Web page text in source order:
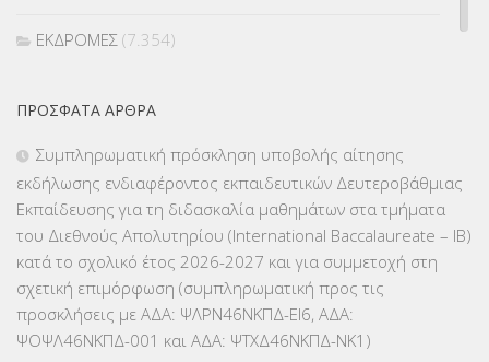
ΕΚΔΡΟΜΕΣ (7.354)
ΕΠΙΜΟΡΦΩΣΗ Τ.Π.Ε.(10)
ΕΥΡΩΠΑΪΚΑ ΠΡΟΓΡΑΜΜΑΤΑ(230)
ΚΕΣΥ (60)
ΚΕΣΥΠ(109)
ΠΡΌΣΦΑΤΑ ΆΡΘΡΑ
Συμπληρωματική πρόσκληση υποβολής αίτησης
εκδήλωσης ενδιαφέροντος εκπαιδευτικών Δευτεροβάθμιας
Εκπαίδευσης για τη διδασκαλία μαθημάτων στα τμήματα
του Διεθνούς Απολυτηρίου (International Baccalaureate – IB)
κατά το σχολικό έτος 2026-2027 και για συμμετοχή στη
σχετική επιμόρφωση (συμπληρωματική προς τις
προσκλήσεις με ΑΔΑ: ΨΛΡΝ46ΝΚΠΔ-ΕΙ6, ΑΔΑ:
ΨΟΨΛ46ΝΚΠΔ-001 και ΑΔΑ: ΨΤΧΔ46ΝΚΠΔ-ΝΚ1)